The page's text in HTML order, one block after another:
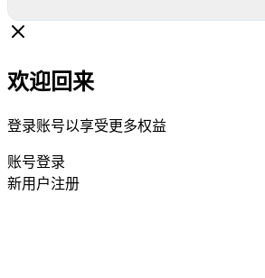
欢迎回来
登录账号以享受更多权益
账号登录
新用户注册